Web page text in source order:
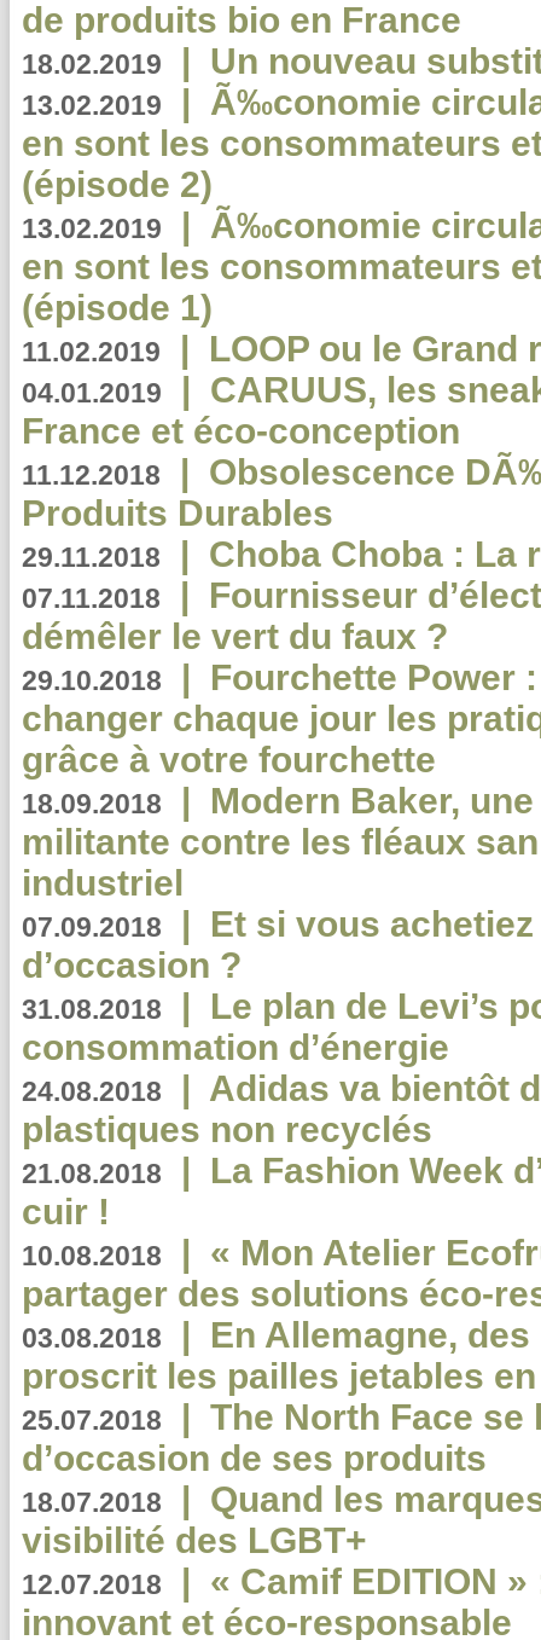
de produits bio en France
18.02.2019 | Un nouveau
13.02.2019 | Ã‰conomie
en sont les consommateurs
(épisode 2)
13.02.2019 | Ã‰conomie
en sont les consommateurs
(épisode 1)
11.02.2019 | LOOP ou le Grand
04.01.2019 | CARUUS, les
France et éco-conception
11.12.2018 | Obsolescence
Produits Durables
29.11.2018 | Choba Choba : La
07.11.2018 | Fournisseur
démêler le vert du faux ?
29.10.2018 | Fourchette Power
changer chaque jour les
grâce à votre fourchette
18.09.2018 | Modern Baker,
militante contre les fléaux
industriel
07.09.2018 | Et si vous
d’occasion ?
31.08.2018 | Le plan de Levi’s
consommation d’énergie
24.08.2018 | Adidas va bientôt
plastiques non recyclés
21.08.2018 | La Fashion Week
cuir !
10.08.2018 | « Mon Atelier
partager des solutions éco-
03.08.2018 | En Allemagne,
proscrit les pailles jetables
25.07.2018 | The North Face se
d’occasion de ses produits
18.07.2018 | Quand les
visibilité des LGBT+
12.07.2018 | « Camif EDITION
innovant et éco-responsable